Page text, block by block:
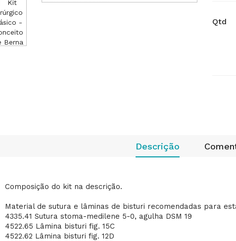
Qtd
Descrição
Composição do kit na descrição.
Material de sutura e lâminas de bisturi recomendadas para
4335.41 Sutura stoma-medilene 5-0, agulha DSM 19
4522.65 Lâmina bisturi fig. 15C
4522.62 Lâmina bisturi fig. 12D